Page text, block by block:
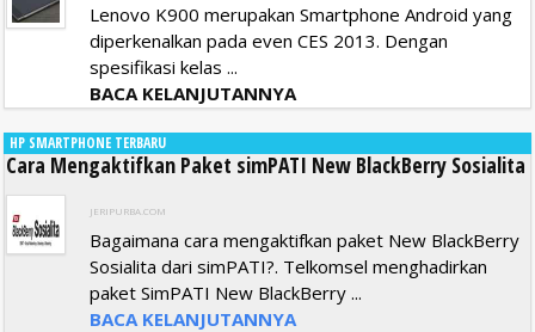
Lenovo K900 merupakan Smartphone Android yang
diperkenalkan pada even CES 2013. Dengan
spesifikasi kelas ...
BACA KELANJUTANNYA
HP SMARTPHONE TERBARU
Cara Mengaktifkan Paket simPATI New BlackBerry Sosialita
JERIPURBA.COM
Bagaimana cara mengaktifkan paket New BlackBerry
Sosialita dari simPATI?. Telkomsel menghadirkan
paket SimPATI New BlackBerry ...
BACA KELANJUTANNYA